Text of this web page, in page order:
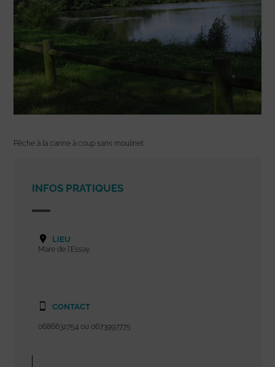
Pêche à la canne à coup sans moulinet.
INFOS PRATIQUES
LIEU
Mare de l'Essay
CONTACT
0686632754 ou 0673997775